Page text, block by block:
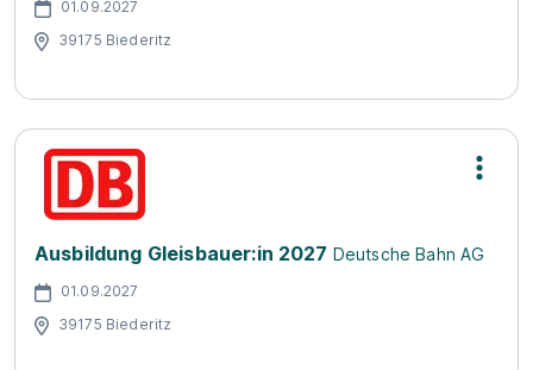
01.09.2027
39175 Biederitz
Ausbildung Gleisbauer:in 2027 Deutsche Bahn AG
01.09.2027
39175 Biederitz